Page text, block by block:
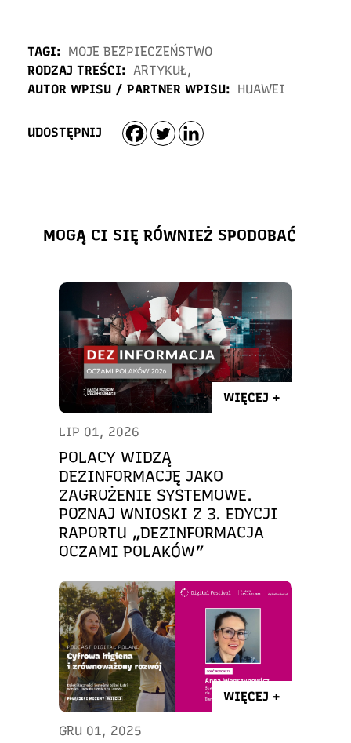
TAGI: MOJE BEZPIECZEŃSTWO
RODZAJ TREŚCI: ARTYKUŁ,
AUTOR WPISU / PARTNER WPISU: HUAWEI
UDOSTĘPNIJ
MOGĄ CI SIĘ RÓWNIEŻ SPODOBAĆ
WIĘCEJ +
LIP 01, 2026
POLACY WIDZĄ
DEZINFORMACJĘ JAKO
ZAGROŻENIE SYSTEMOWE.
POZNAJ WNIOSKI Z 3. EDYCJI
RAPORTU „DEZINFORMACJA
OCZAMI POLAKÓW”
WIĘCEJ +
GRU 01, 2025